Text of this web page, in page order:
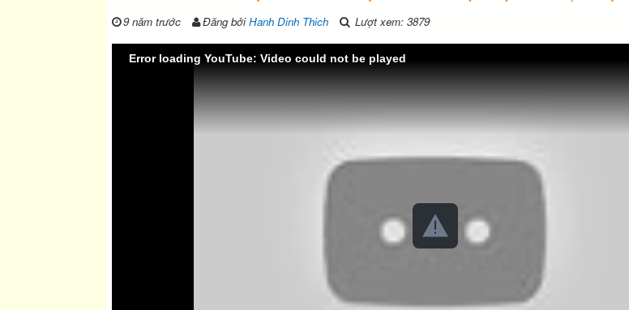
9 năm trước Đăng bởiHanh Dinh Thich Lượt xem: 3879
Error loading YouTube: Video could not be played